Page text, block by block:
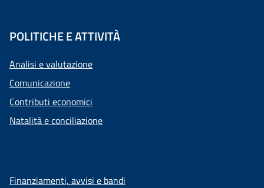
POLITICHE E ATTIVITÀ
Analisi e valutazione
Comunicazione
Contributi economici
Natalità e conciliazione
Finanziamenti, avvisi e bandi